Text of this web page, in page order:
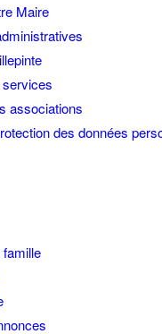
Maire
associations
des données